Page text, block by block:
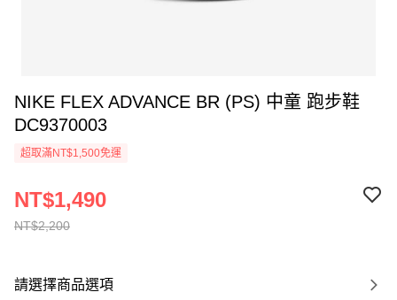
NIKE FLEX ADVANCE BR (PS) 中童 跑步鞋
DC9370003
超取滿NT$1,500免運
NT$2,200
NT$1,490
請選擇商品選項